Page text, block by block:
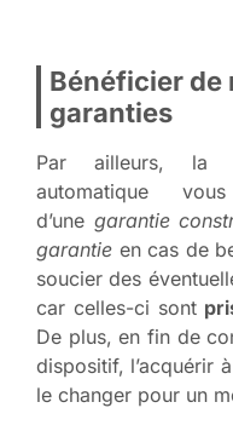
Bénéficier de
garanties
Par ailleurs, la
automatique
d’une garantie
garantie en cas de
soucier des
car celles-ci sont
De plus, en fin de
dispositif, l’acquérir
le changer pour un